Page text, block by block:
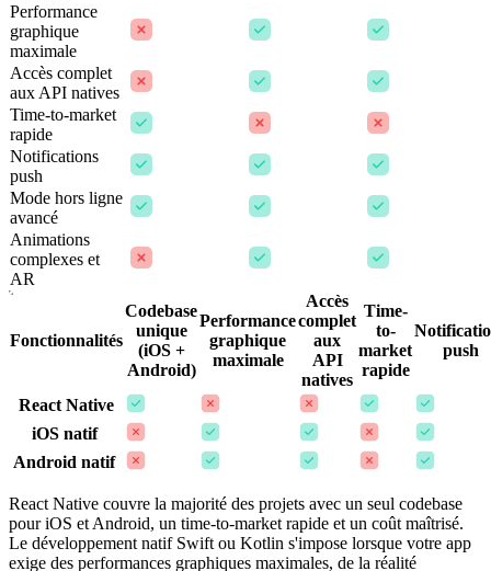
Performance
graphique
maximale
Accès complet
aux API natives
Time-to-market
rapide
Notifications
push
Mode hors ligne
avancé
Animations
complexes et
AR
Fonctionnalités
Codebase
unique
(iOS +
Android)
Performance
graphique
maximale
Accès
complet
aux
API
natives
Time-
to-
market
rapide
push
React Native
iOS natif
Android natif
React Native couvre la majorité des projets avec un seul codebase
pour iOS et Android, un time-to-market rapide et un coût maîtrisé.
Le développement natif Swift ou Kotlin s'impose lorsque votre app
exige des performances graphiques maximales, de la réalité